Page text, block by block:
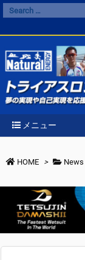
メニュー
HOME > News